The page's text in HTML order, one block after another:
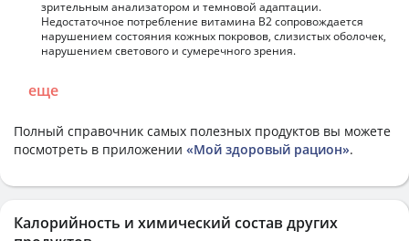
зрительным анализатором и темновой адаптации.
Недостаточное потребление витамина В2 сопровождается
нарушением состояния кожных покровов, слизистых оболочек,
нарушением светового и сумеречного зрения.
еще
Полный справочник самых полезных продуктов вы можете
посмотреть в приложении «Мой здоровый рацион».
Калорийность и химический состав других